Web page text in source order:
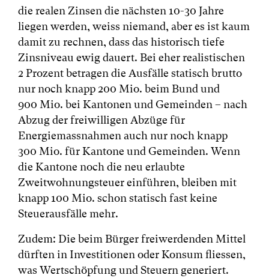
die realen Zinsen die nächsten 10-30 Jahre
liegen werden, weiss niemand, aber es ist kaum
damit zu rechnen, dass das historisch tiefe
Zinsniveau ewig dauert. Bei eher realistischen
2 Prozent betragen die Ausfälle statisch brutto
nur noch knapp 200 Mio. beim Bund und
900 Mio. bei Kantonen und Gemeinden – nach
Abzug der freiwilligen Abzüge für
Energiemassnahmen auch nur noch knapp
300 Mio. für Kantone und Gemeinden. Wenn
die Kantone noch die neu erlaubte
Zweitwohnungsteuer einführen, bleiben mit
knapp 100 Mio. schon statisch fast keine
Steuerausfälle mehr.
Zudem: Die beim Bürger freiwerdenden Mittel
dürften in Investitionen oder Konsum fliessen,
was Wertschöpfung und Steuern generiert.